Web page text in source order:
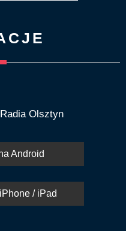
Olsztyn
Android
/ iPad